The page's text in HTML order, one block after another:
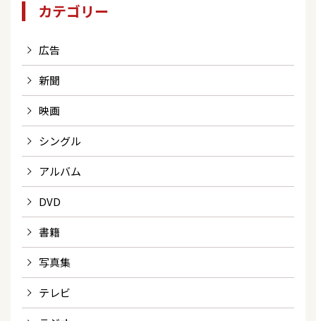
カテゴリー
広告
新聞
映画
シングル
アルバム
DVD
書籍
写真集
テレビ